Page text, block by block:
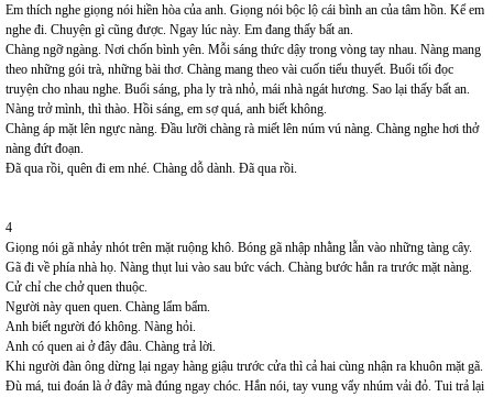
Em thích nghe giọng nói hiền hòa của anh. Giọng nói bộc lộ cái bình an của tâm hồn. Kể em
nghe đi. Chuyện gì cũng được. Ngay lúc này. Em đang thấy bất an.
Chàng ngỡ ngàng. Nơi chốn bình yên. Mỗi sáng thức dậy trong vòng tay nhau. Nàng mang
theo những gói trà, những bài thơ. Chàng mang theo vài cuốn tiểu thuyết. Buổi tối đọc
truyện cho nhau nghe. Buổi sáng, pha ly trà nhỏ, mái nhà ngát hương. Sao lại thấy bất an.
Nàng trở mình, thì thào. Hồi sáng, em sợ quá, anh biết không.
Chàng áp mặt lên ngực nàng. Đầu lưỡi chàng rà miết lên núm vú nàng. Chàng nghe hơi thở
nàng đứt đoạn.
Đã qua rồi, quên đi em nhé. Chàng dỗ dành. Đã qua rồi.
4
Giọng nói gã nhảy nhót trên mặt ruộng khô. Bóng gã nhập nhằng lẫn vào những tàng cây.
Gã đi về phía nhà họ. Nàng thụt lui vào sau bức vách. Chàng bước hẳn ra trước mặt nàng.
Cử chỉ che chở quen thuộc.
Người này quen quen. Chàng lẩm bẩm.
Anh biết người đó không. Nàng hỏi.
Anh có quen ai ở đây đâu. Chàng trả lời.
Khi người đàn ông dừng lại ngay hàng giậu trước cửa thì cả hai cùng nhận ra khuôn mặt gã.
Đù má, tui đoán là ở đây mà đúng ngay chóc. Hắn nói, tay vung vẩy nhúm vải đỏ. Tui trả lại